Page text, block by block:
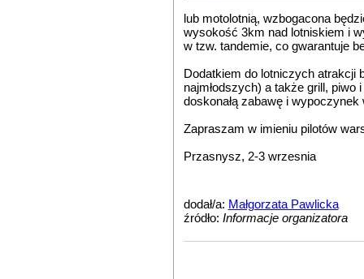
lub motolotnią, wzbogacona
wysokość 3km nad lotniskiem i
w tzw. tandemie, co gwarantuje
Dodatkiem do lotniczych atrakcji
najmłodszych) a także grill, piwo
doskonałą zabawę i
Zapraszam w imieniu pilotów
Przasnysz, 2-3 wrzesnia
dodał/a: Małgorzata Pawlicka
źródło: Informacje organizatora